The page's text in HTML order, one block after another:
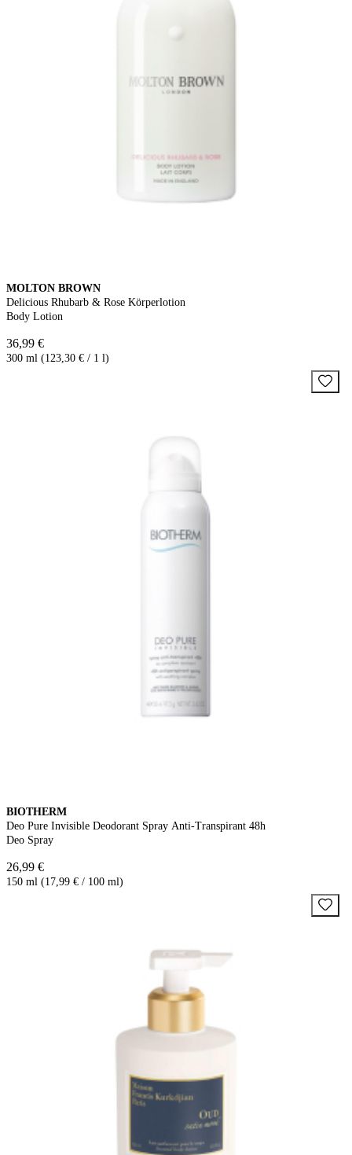
MOLTON BROWN
Delicious Rhubarb & Rose Körperlotion
Body Lotion
36,99 €
300 ml (123,30 € / 1 l)
BIOTHERM
Deo Pure Invisible Deodorant Spray Anti-Transpirant 48h
Deo Spray
26,99 €
150 ml (17,99 € / 100 ml)